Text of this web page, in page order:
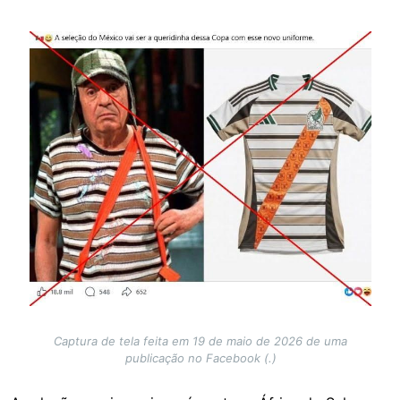
Image
Captura de tela feita em 19 de maio de 2026 de uma
publicação no Facebook (.)